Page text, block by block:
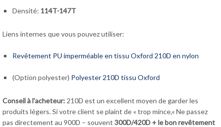
Densité: 114T-147T
Liens internes que vous pouvez utiliser:
Revêtement PU imperméable en tissu Oxford 210D en nylon
(Option polyester) Polyester 210D tissu Oxford
Conseil à l'acheteur: 210D est un excellent moyen de garder les
produits légers. Si votre client se plaint de « trop mince,« Ne passez
pas directement au 900D – souvent 300D/420D + le bon revêtement